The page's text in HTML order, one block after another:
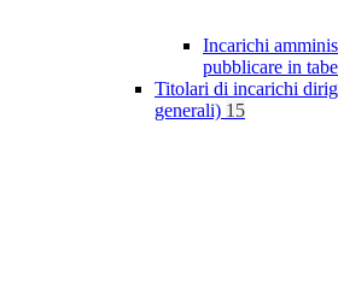
Incarichi
pubblicare in
Titolari di incarichi
generali) 15